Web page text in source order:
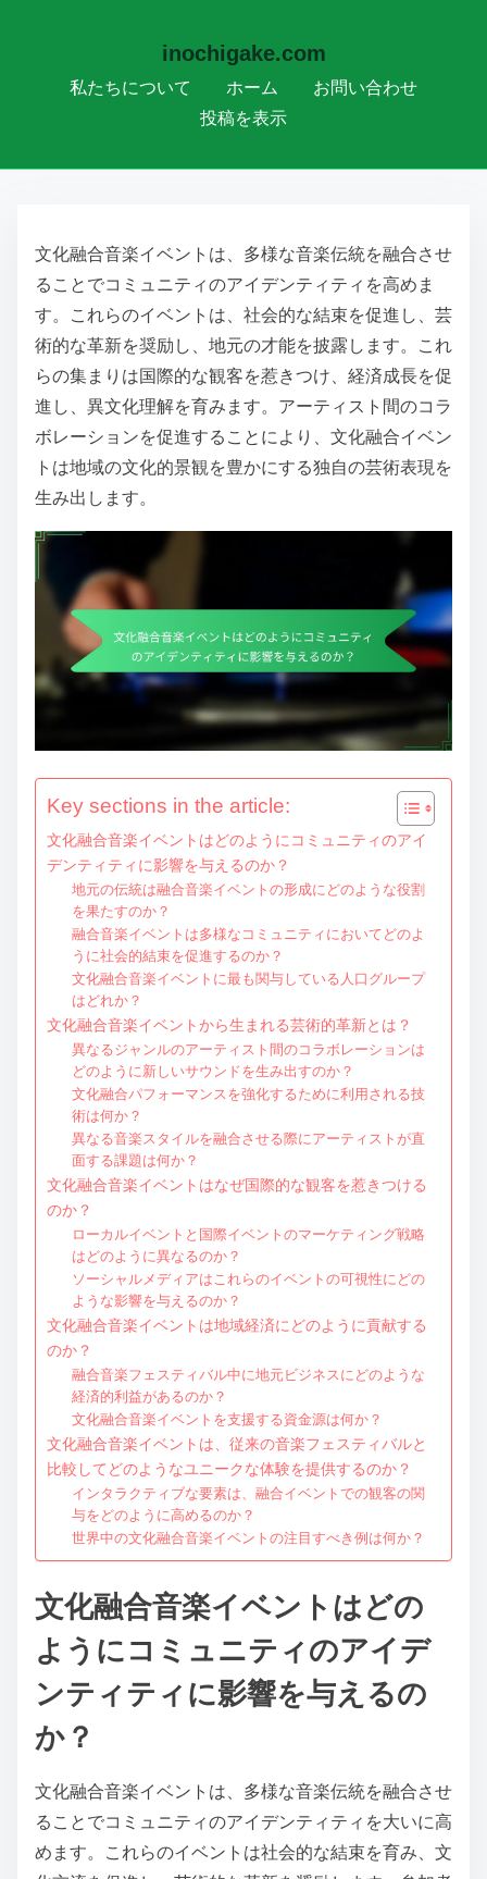
inochigake.com
私たちについて ホーム
お問い合わせ
投稿を表示
文化融合音楽イベントは、多様な音楽伝統を融合させ
ることでコミュニティのアイデンティティを高めま
す。これらのイベントは、社会的な結束を促進し、芸
術的な革新を奨励し、地元の才能を披露します。これ
らの集まりは国際的な観客を惹きつけ、経済成長を促
進し、異文化理解を育みます。アーティスト間のコラ
ボレーションを促進することにより、文化融合イベン
トは地域の文化的景観を豊かにする独自の芸術表現を
生み出します。
Key sections in the article:
文化融合音楽イベントはどのようにコミュニティのアイ
デンティティに影響を与えるのか？
地元の伝統は融合音楽イベントの形成にどのような役割
を果たすのか？
融合音楽イベントは多様なコミュニティにおいてどのよ
うに社会的結束を促進するのか？
文化融合音楽イベントに最も関与している人口グループ
はどれか？
文化融合音楽イベントから生まれる芸術的革新とは？
異なるジャンルのアーティスト間のコラボレーションは
どのように新しいサウンドを生み出すのか？
文化融合パフォーマンスを強化するために利用される技
術は何か？
異なる音楽スタイルを融合させる際にアーティストが直
面する課題は何か？
文化融合音楽イベントはなぜ国際的な観客を惹きつける
のか？
ローカルイベントと国際イベントのマーケティング戦略
はどのように異なるのか？
ソーシャルメディアはこれらのイベントの可視性にどの
ような影響を与えるのか？
文化融合音楽イベントは地域経済にどのように貢献する
のか？
融合音楽フェスティバル中に地元ビジネスにどのような
経済的利益があるのか？
文化融合音楽イベントを支援する資金源は何か？
文化融合音楽イベントは、従来の音楽フェスティバルと
比較してどのようなユニークな体験を提供するのか？
インタラクティブな要素は、融合イベントでの観客の関
与をどのように高めるのか？
世界中の文化融合音楽イベントの注目すべき例は何か？
文化融合音楽イベントはどの
ようにコミュニティのアイデ
ンティティに影響を与えるの
か？
文化融合音楽イベントは、多様な音楽伝統を融合させ
ることでコミュニティのアイデンティティを大いに高
めます。これらのイベントは社会的な結束を育み、文